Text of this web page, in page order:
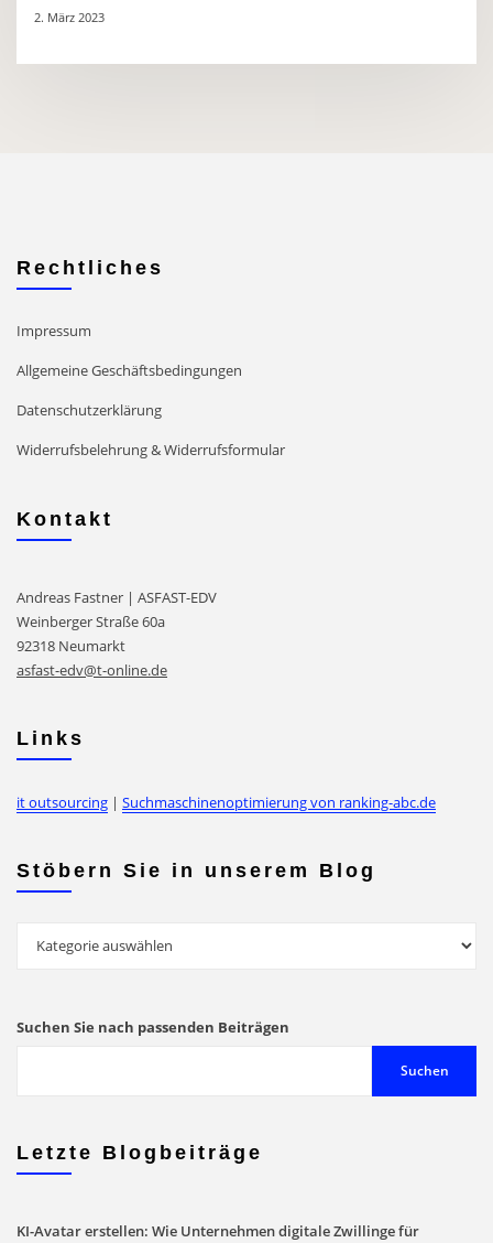
2. März 2023
Rechtliches
Impressum
Allgemeine Geschäftsbedingungen
Datenschutzerklärung
Widerrufsbelehrung & Widerrufsformular
Kontakt
Andreas Fastner | ASFAST-EDV
Weinberger Straße 60a
92318 Neumarkt
asfast-edv@t-online.de
Links
it outsourcing | Suchmaschinenoptimierung von ranking-abc.de
Stöbern Sie in unserem Blog
Blog
Suchen Sie nach passenden Beiträgen
Suchen
Letzte Blogbeiträge
KI-Avatar erstellen: Wie Unternehmen digitale Zwillinge für